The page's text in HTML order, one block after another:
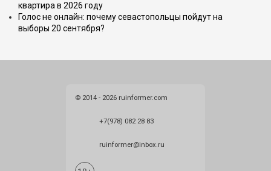
квартира в 2026 году
Голос не онлайн: почему севастопольцы пойдут на
выборы 20 сентября?
© 2014 - 2026 ruinformer.com
+7(978) 082 28 83
ruinformer@inbox.ru